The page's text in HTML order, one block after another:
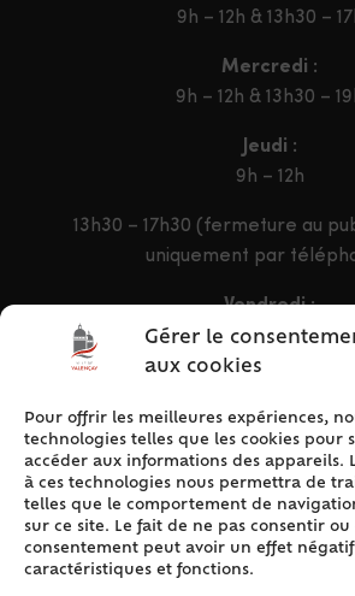
Gérer le
aux cookies
Pour offrir les meilleures expériences,
technologies telles que les cookies pour
accéder aux informations des appareils.
à ces technologies nous permettra de
telles que le comportement de
sur ce site. Le fait de ne pas consentir
consentement peut avoir un effet
caractéristiques et fonctions.
9h – 12h & 13h30 –
Mercredi :
9h – 12h & 13h30 –
Jeudi :
9h – 12h
13h30 – 17h30 (fermeture au
uniquement par
Vendredi :
9h – 12h & 13h30 –
ACCÈS
Accueil
Contact
Plan du site
Mentions légales